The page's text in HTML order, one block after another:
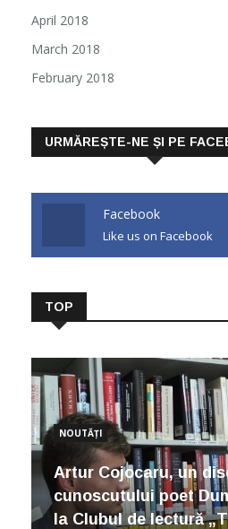
April 2018
March 2018
February 2018
URMĂREȘTE-NE ȘI PE
Facebook
Like us on Facebook
TOP
NOUTĂȚI
Artur Cojocaru, un
cunoscutului poet
la Clubul de lectură